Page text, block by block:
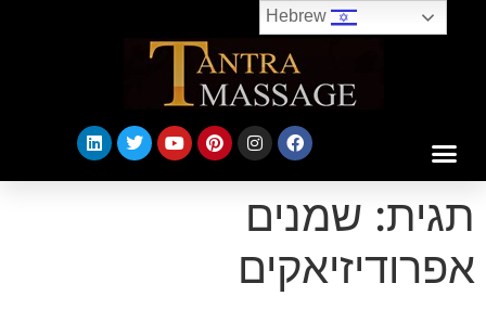
תגית: שמנים
אפרודיזיאקים
Hebrew